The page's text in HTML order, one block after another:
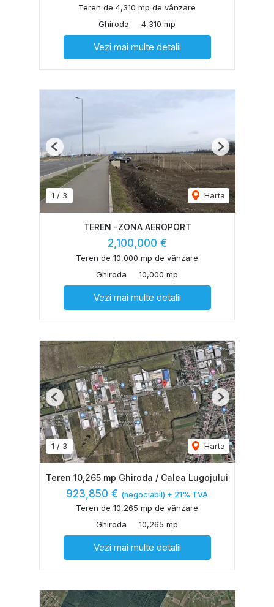
Teren de 4,310 mp de vânzare
Ghiroda
4,310 mp
Vezi mai multe detalii
1 / 3 Harta
Previous Next
TEREN -ZONA AEROPORT
2,100,000 €
Teren de 10,000 mp de vânzare
Ghiroda
10,000 mp
Vezi mai multe detalii
1 / 3 Harta
Previous Next
Teren 10,265 mp Ghiroda / Calea Lugojului
923,850 € (negociabil) + 21% TVA
Teren de 10,265 mp de vânzare
Ghiroda
10,265 mp
Vezi mai multe detalii